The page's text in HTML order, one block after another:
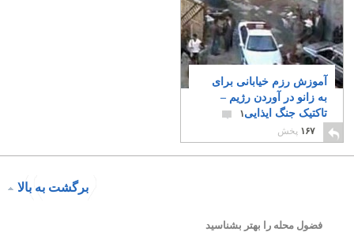
آموزش رزم خیابانی برای
به زانو در آوردن رژیم –
تاکتیک جنگ ایذایی‎۱
۱۶۷ پخش
برگشت به بالا
فضول محله را بهتر بشناسید